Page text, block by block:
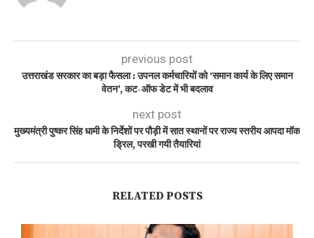
previous post
उत्तराखंड सरकार का बड़ा फैसला : उपनल कर्मचारियों को ‘समान कार्य के लिए समान
वेतन’, कट-ऑफ डेट में भी बदलाव
next post
मुख्यमंत्री पुष्कर सिंह धामी के निर्देशों पर पौड़ी में सात स्थानों पर राज्य स्तरीय आपदा मॉक
ड्रिल, परखी गयी तैयारियां
RELATED POSTS